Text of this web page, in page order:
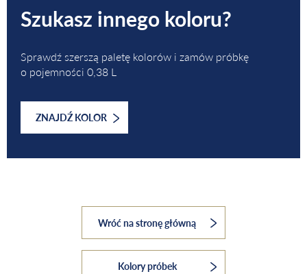
Szukasz innego koloru?
Sprawdź szerszą paletę kolorów i zamów próbkę
o pojemności 0,38 L
ZNAJDŹ KOLOR
Wróć na stronę główną
Kolory próbek